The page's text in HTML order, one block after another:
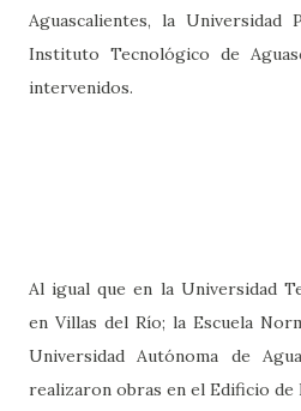
Aguascalientes, la Universidad
Instituto Tecnológico de
intervenidos.
Al igual que en la Universidad
en Villas del Río; la Escuela
Universidad Autónoma de
realizaron obras en el Edificio de